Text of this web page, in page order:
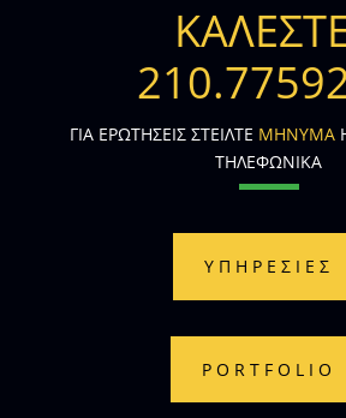
ΓΙΑ ΕΡΩΤΗΣΕΙΣ ΣΤΕΙΛΤΕ ΜΗΝΥΜΑ
ΤΗΛΕΦΩΝΙΚΑ
ΥΠΗΡΕΣΙΕΣ
PORTFOLIO